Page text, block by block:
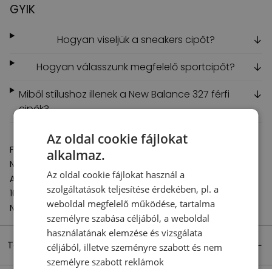
GYIK
Hogyan viseljük a sneakers cipőt? ↓
Hogyan válasszunk megfelelő sportcipőt? ↓
Miből stílushoz illenek a New Balance 327 férfi
cipők?
↓
Felelős szervezet:
New Balance Europe BV
A-Factorij, Pilotenstraat 35 – 45
1059 CH Amsterdam
Netherlands
Termék részletei
Az oldal cookie fájlokat
alkalmaz.
Az oldal cookie fájlokat használ a
szolgáltatások teljesítése érdekében, pl. a
weboldal megfelelő működése, tartalma
személyre szabása céljából, a weboldal
használatának elemzése és vizsgálata
céljából, illetve szeményre szabott és nem
személyre szabott reklámok